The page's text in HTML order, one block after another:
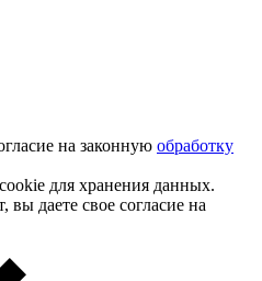
на законную обработку
для хранения данных.
вы даете свое согласие на